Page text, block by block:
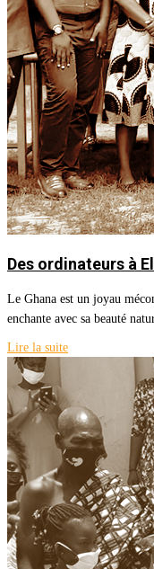
Des ordinateurs à
Le Ghana est un joyau
enchante avec sa beauté
Lire la suite